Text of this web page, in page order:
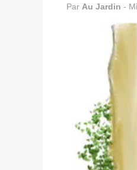
Par Au Jardin -